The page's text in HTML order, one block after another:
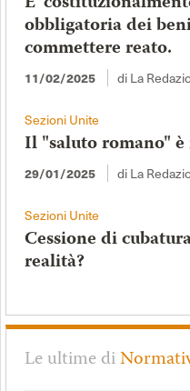
obbligatoria dei
commettere reato.
11/02/2025 di La
Sezioni Unite
Il "saluto romano" è
29/01/2025 di La
Sezioni Unite
Cessione di
realità?
Le ultime di